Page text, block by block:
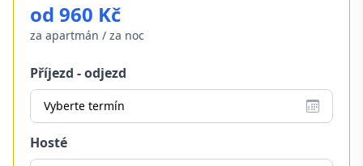
od 960 Kč
za apartmán / za noc
Příjezd - odjezd
Vyberte termín
Hosté